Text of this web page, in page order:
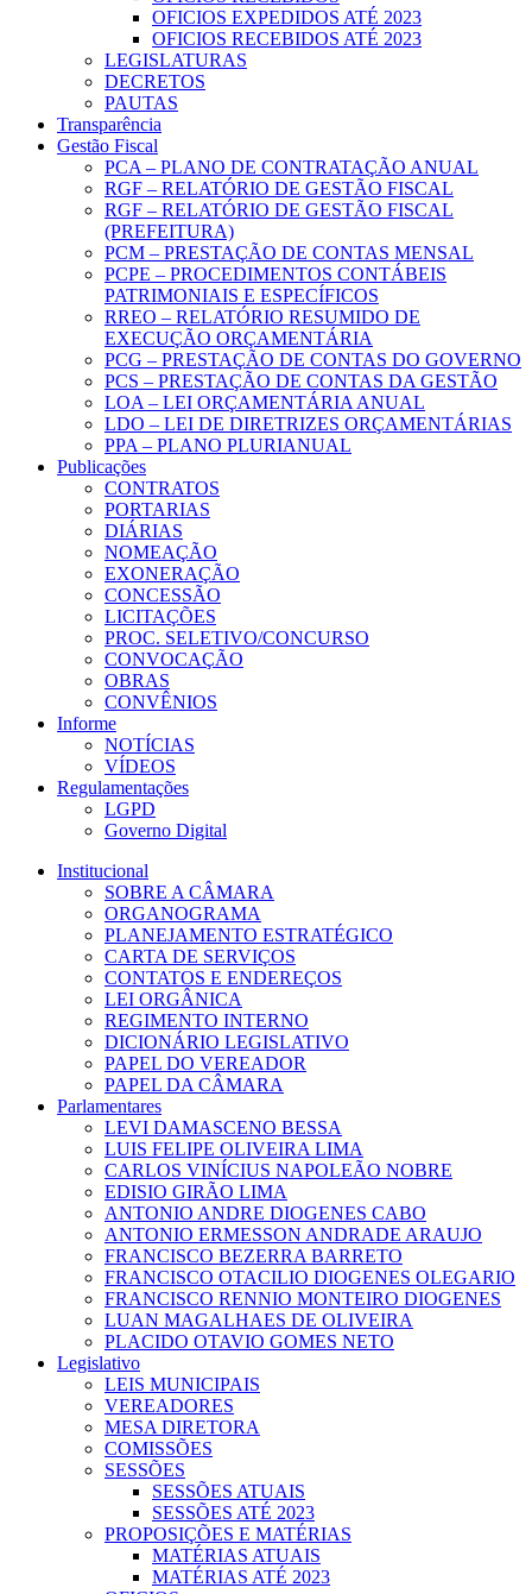
OFICIOS EXPEDIDOS ATÉ 2023
OFICIOS RECEBIDOS ATÉ 2023
LEGISLATURAS
DECRETOS
PAUTAS
Transparência
Gestão Fiscal
PCA – PLANO DE CONTRATAÇÃO ANUAL
RGF – RELATÓRIO DE GESTÃO FISCAL
RGF – RELATÓRIO DE GESTÃO FISCAL
(PREFEITURA)
PCM – PRESTAÇÃO DE CONTAS MENSAL
PCPE – PROCEDIMENTOS CONTÁBEIS
PATRIMONIAIS E ESPECÍFICOS
RREO – RELATÓRIO RESUMIDO DE
EXECUÇÃO ORÇAMENTÁRIA
PCG – PRESTAÇÃO DE CONTAS DO GOVERNO
PCS – PRESTAÇÃO DE CONTAS DA GESTÃO
LOA – LEI ORÇAMENTÁRIA ANUAL
LDO – LEI DE DIRETRIZES ORÇAMENTÁRIAS
PPA – PLANO PLURIANUAL
Publicações
CONTRATOS
PORTARIAS
DIÁRIAS
NOMEAÇÃO
EXONERAÇÃO
CONCESSÃO
LICITAÇÕES
PROC. SELETIVO/CONCURSO
CONVOCAÇÃO
OBRAS
CONVÊNIOS
Informe
NOTÍCIAS
VÍDEOS
Regulamentações
LGPD
Governo Digital
Institucional
SOBRE A CÂMARA
ORGANOGRAMA
PLANEJAMENTO ESTRATÉGICO
CARTA DE SERVIÇOS
CONTATOS E ENDEREÇOS
LEI ORGÂNICA
REGIMENTO INTERNO
DICIONÁRIO LEGISLATIVO
PAPEL DO VEREADOR
PAPEL DA CÂMARA
Parlamentares
LEVI DAMASCENO BESSA
LUIS FELIPE OLIVEIRA LIMA
CARLOS VINÍCIUS NAPOLEÃO NOBRE
EDISIO GIRÃO LIMA
ANTONIO ANDRE DIOGENES CABO
ANTONIO ERMESSON ANDRADE ARAUJO
FRANCISCO BEZERRA BARRETO
FRANCISCO OTACILIO DIOGENES OLEGARIO
FRANCISCO RENNIO MONTEIRO DIOGENES
LUAN MAGALHAES DE OLIVEIRA
PLACIDO OTAVIO GOMES NETO
Legislativo
LEIS MUNICIPAIS
VEREADORES
MESA DIRETORA
COMISSÕES
SESSÕES
SESSÕES ATUAIS
SESSÕES ATÉ 2023
PROPOSIÇÕES E MATÉRIAS
MATÉRIAS ATUAIS
MATÉRIAS ATÉ 2023